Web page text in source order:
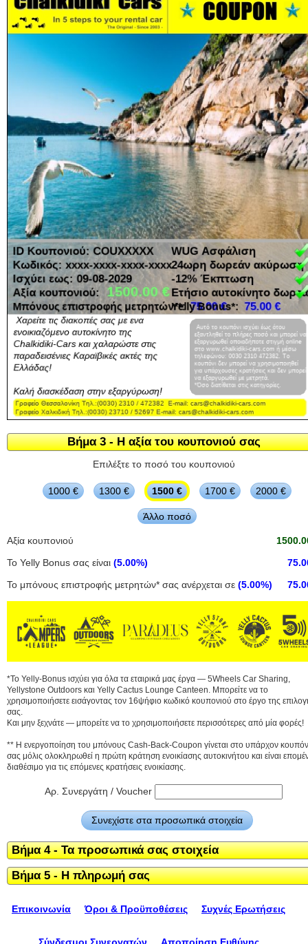
Βήμα 3 - Η αξία του κουπονιού σας
Επιλέξτε το ποσό του κουπονιού
1000 € 1300 € 1500 € 1700 € 2000 €
Άλλο ποσό
Αξία κουπονιού
Το Yelly Bonus σας είναι (5.00%)
Το μπόνους επιστροφής μετρητών* σας ανέρχεται σε (5.00%)
*Το Yelly-Bonus ισχύει για όλα τα εταιρικά μας έργα — 5Wheels Car Sharing,
Yellystone Outdoors και Yelly Cactus Lounge Canteen. Μπορείτε να το
χρησιμοποιήσετε εισάγοντας τον 16ψήφιο κωδικό κουπονιού στο έργο της
σας.
Και μην ξεχνάτε — μπορείτε να το χρησιμοποιήσετε περισσότερες από μία φορές!
** Η ενεργοποίηση του μπόνους Cash-Back-Coupon γίνεται στο υπάρχον
σας μόλις ολοκληρωθεί η πρώτη κράτηση ενοικίασης αυτοκινήτου και είναι
διαθέσιμο για τις επόμενες κρατήσεις ενοικίασης.
Αρ. Συνεργάτη / Voucher
Συνεχίστε στα προσωπικά στοιχεία
Βήμα 4 - Τα προσωπικά σας στοιχεία
Βήμα 5 - Η πληρωμή σας
Επικοινωνία Όροι & Προϋποθέσεις Συχνές Ερωτήσεις